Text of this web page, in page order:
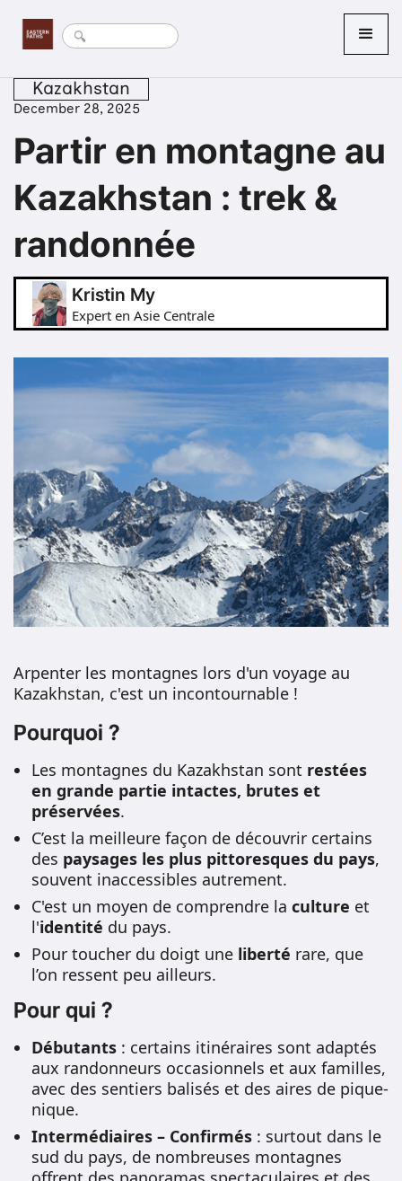
Kazakhstan
December 28, 2025
Partir en montagne au
Kazakhstan : trek &
randonnée
Kristin My
Expert en Asie Centrale
Arpenter les montagnes lors d'un voyage au
Kazakhstan, c'est un incontournable !
Pourquoi ?
Les montagnes du Kazakhstan sont restées
en grande partie intactes, brutes et
préservées.
C’est la meilleure façon de découvrir certains
des paysages les plus pittoresques du pays,
souvent inaccessibles autrement.
C'est un moyen de comprendre la culture et
l'identité du pays.
Pour toucher du doigt une liberté rare, que
l’on ressent peu ailleurs.
Pour qui ?
Débutants : certains itinéraires sont adaptés
aux randonneurs occasionnels et aux familles,
avec des sentiers balisés et des aires de pique-
nique.
Intermédiaires – Confirmés : surtout dans le
sud du pays, de nombreuses montagnes